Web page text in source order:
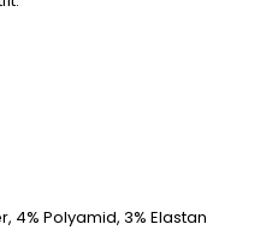
4% Polyamid, 3% Elastan